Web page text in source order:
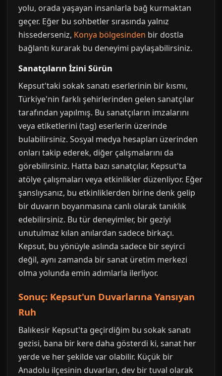
yolu, orada yaşayan insanlarla bağ kurmaktan
geçer. Eğer bu sohbetler sırasında yalnız
hissederseniz, Konya bölgesinden bir dostla
bağlantı kurarak bu deneyimi paylaşabilirsiniz.
Sanatçıların İzini Sürün
Kepsut'taki sokak sanatı eserlerinin bir kısmı,
Türkiye'nin farklı şehirlerinden gelen sanatçılar
tarafından yapılmış. Bu sanatçıların imzalarını
veya etiketlerini (tag) eserlerin üzerinde
bulabilirsiniz. Sosyal medya hesapları üzerinden
onları takip ederek, diğer çalışmalarını da
görebilirsiniz. Hatta bazı sanatçılar, Kepsut'ta
atölye çalışmaları veya etkinlikler düzenliyor. Eğer
şanslıysanız, bu etkinliklerden birine denk gelip
bir duvarın boyanmasına canlı olarak tanıklık
edebilirsiniz. Bu tür deneyimler, bir geziyi
unutulmaz kılan anılardan sadece birkaçı.
Kepsut, bu yönüyle aslında sadece bir seyirci
değil, aynı zamanda bir sanat üretim merkezi
olma yolunda emin adımlarla ilerliyor.
Sonuç: Kepsut'un Duvarlarına Yansıyan
Ruh
Balıkesir Kepsut'ta geçirdiğim bu sokak sanatı
gezisi, bana bir kere daha gösterdi ki, sanat her
yerde ve her şekilde var olabilir. Küçük bir
Anadolu ilçesinin duvarları, dev bir tuval olarak